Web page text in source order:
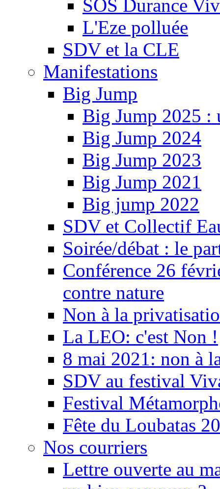
SOS Durance
L'Eze polluée
SDV et la CLE
Manifestations
Big Jump
Big Jump 2025 :
Big Jump 2024
Big Jump 2023
Big Jump 2021
Big jump 2022
SDV et Collectif
Soirée/débat : le
Conférence 26
contre nature
Non à la
La LEO: c'est Non !
8 mai 2021: non à
SDV au festival
Festival
Fête du Loubatas
Nos courriers
Lettre ouverte au